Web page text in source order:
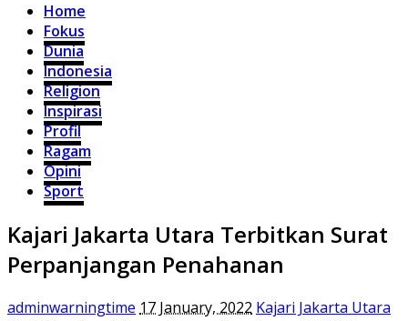
Home
Fokus
Dunia
Indonesia
Religion
Inspirasi
Profil
Ragam
Opini
Sport
Kajari Jakarta Utara Terbitkan Surat
Perpanjangan Penahanan
adminwarningtime 17 January, 2022 Kajari Jakarta Utara